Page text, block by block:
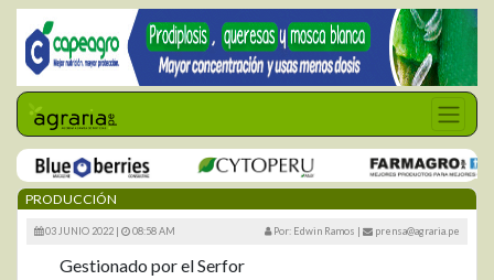
PRODUCCIÓN
03 JUNIO 2022 | 08:58 AM Por: Edwin Ramos | prensa@agraria.pe
Gestionado por el Serfor